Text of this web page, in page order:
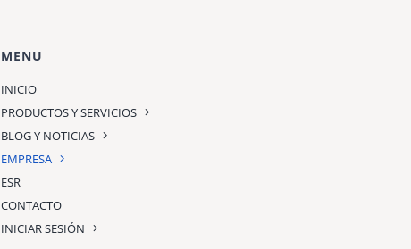
MENU
INICIO
PRODUCTOS Y SERVICIOS
BLOG Y NOTICIAS
EMPRESA
ESR
CONTACTO
INICIAR SESIÓN